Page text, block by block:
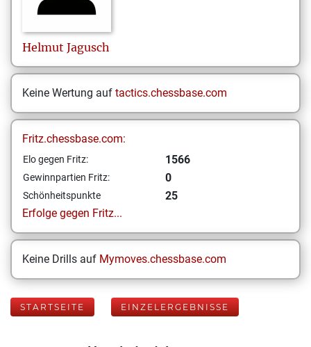
Helmut Jagusch
Keine Wertung auf tactics.chessbase.com
Fritz.chessbase.com:
Elo gegen Fritz: 1566
Gewinnpartien Fritz: 0
Schönheitspunkte
25
Erfolge gegen Fritz...
Keine Drills auf Mymoves.chessbase.com
STARTSEITE EINZELERGEBNISSE